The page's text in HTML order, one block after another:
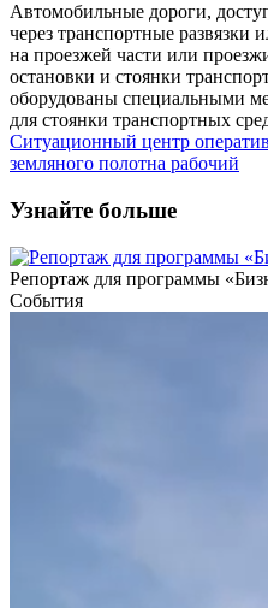
Автомобильные дороги,
через транспортные развязки
на проезжей части или
остановки и стоянки
оборудованы специальными
для стоянки транспортных
Ситуационный центр
земляного полотна рабочий
Узнайте больше
Репортаж для программы
События